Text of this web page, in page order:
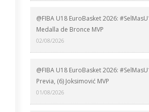
@FIBA U18 EuroBasket 2026:
Medalla de Bronce MVP
02/08/2026
@FIBA U18 EuroBasket 2026:
Previa, (6) Joksimović MVP
01/08/2026